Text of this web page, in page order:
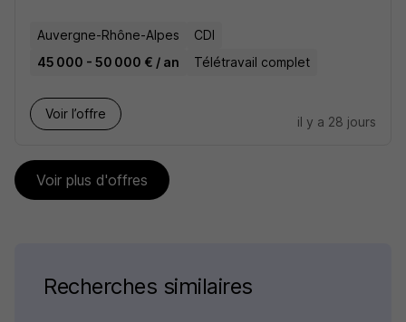
Auvergne-Rhône-Alpes
CDI
45 000 - 50 000 € / an
Télétravail complet
Voir l’offre
il y a 28 jours
Voir plus d'offres
Recherches similaires